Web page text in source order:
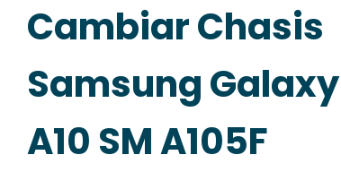
Cambiar Chasis
Samsung Galaxy
A10 SM A105F